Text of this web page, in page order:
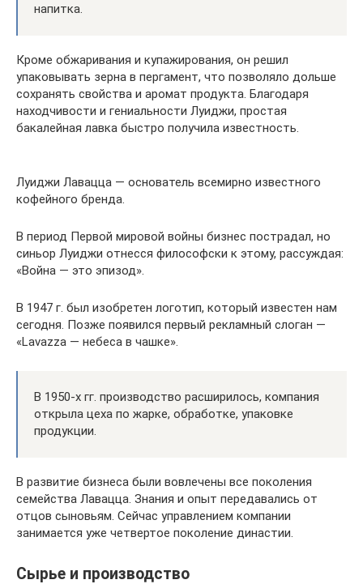
напитка.
Кроме обжаривания и купажирования, он решил
упаковывать зерна в пергамент, что позволяло дольше
сохранять свойства и аромат продукта. Благодаря
находчивости и гениальности Луиджи, простая
бакалейная лавка быстро получила известность.
Луиджи Лавацца — основатель всемирно известного
кофейного бренда.
В период Первой мировой войны бизнес пострадал, но
синьор Луиджи отнесся философски к этому, рассуждая:
«Война — это эпизод».
В 1947 г. был изобретен логотип, который известен нам
сегодня. Позже появился первый рекламный слоган —
«Lavazza — небеса в чашке».
В 1950-х гг. производство расширилось, компания
открыла цеха по жарке, обработке, упаковке
продукции.
В развитие бизнеса были вовлечены все поколения
семейства Лавацца. Знания и опыт передавались от
отцов сыновьям. Сейчас управлением компании
занимается уже четвертое поколение династии.
Сырье и производство